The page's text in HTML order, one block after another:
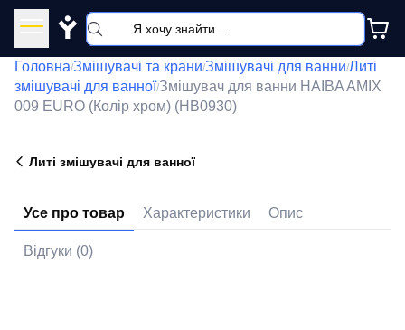
Y
Головна/Змішувачі та крани/Змішувачі для ванни/Литі
змішувачі для ванної/Змішувач для ванни HAIBA AMIX
009 EURO (Колір хром) (HB0930)
Литі змішувачі для ванної
Усе про товар Характеристики Опис
Відгуки (0)